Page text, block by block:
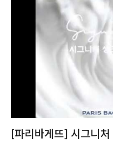
[파리바게뜨] 시그니